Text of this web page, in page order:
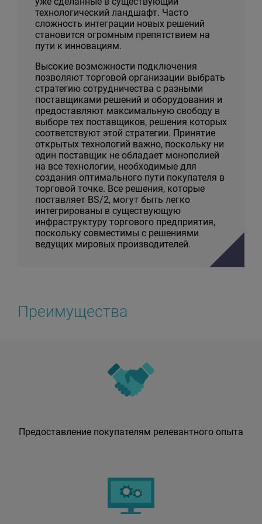
технологический ландшафт. Часто
сложность интеграции новых решений
становится огромным препятствием на
пути к инновациям.
Высокие возможности подключения
позволяют торговой организации выбрать
стратегию сотрудничества с разными
поставщиками решений и оборудования и
предоставляют максимальную свободу в
выборе тех поставщиков, решения которых
соответствуют этой стратегии. Принятие
открытых технологий важно, поскольку ни
один поставщик не обладает монополией
на все технологии, необходимые для
создания оптимального пути покупателя в
торговой точке. Все решения, которые
поставляет BS/2, могут быть легко
интегрированы в существующую
инфраструктуру торгового предприятия,
поскольку совместимы с решениями
ведущих мировых производителей.
Преимущества
Предоставление покупателям релевантного опыта